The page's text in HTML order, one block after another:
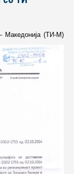
Македонија (ТИ-М)